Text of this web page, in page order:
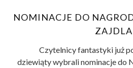
NOMINACJE DO
ZAJDLA
Czytelnicy fantastyki już
dziewiąty wybrali nominacje do